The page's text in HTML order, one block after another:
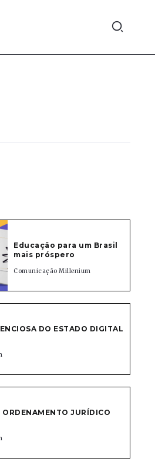
Educação para um Brasil
mais próspero
Comunicação Millenium
DO ESTADO DIGITAL
JURÍDICO